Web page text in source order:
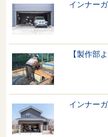
インナー
【製作部
インナー